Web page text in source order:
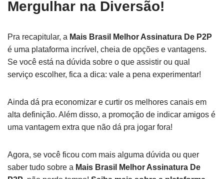
Mergulhar na Diversão!
Pra recapitular, a Mais Brasil Melhor Assinatura De P2P
é uma plataforma incrível, cheia de opções e vantagens.
Se você está na dúvida sobre o que assistir ou qual
serviço escolher, fica a dica: vale a pena experimentar!
Ainda dá pra economizar e curtir os melhores canais em
alta definição. Além disso, a promoção de indicar amigos é
uma vantagem extra que não dá pra jogar fora!
Agora, se você ficou com mais alguma dúvida ou quer
saber tudo sobre a Mais Brasil Melhor Assinatura De